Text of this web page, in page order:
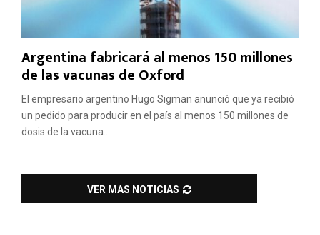
Argentina fabricará al menos 150 millones
de las vacunas de Oxford
El empresario argentino Hugo Sigman anunció que ya recibió
un pedido para producir en el país al menos 150 millones de
dosis de la vacuna...
VER MAS NOTICIAS